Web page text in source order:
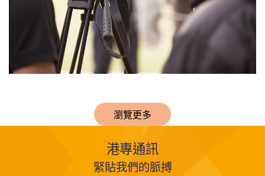
瀏覽更多
港專通訊
緊貼我們的脈搏